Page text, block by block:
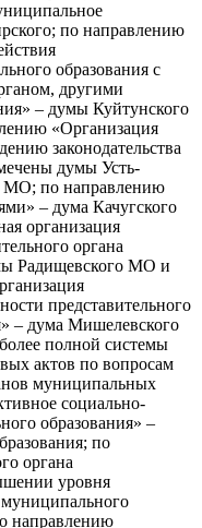
по направлению
образования с
другими
– думы Куйтунского
«Организация
законодательства
думы Усть-
МО; по направлению
– дума Качугского
организация
органа
Радищевского МО и
представительного
– дума Мишелевского
полной системы
актов по вопросам
муниципальных
социально-
образования» –
по
органа
уровня
муниципального
направлению